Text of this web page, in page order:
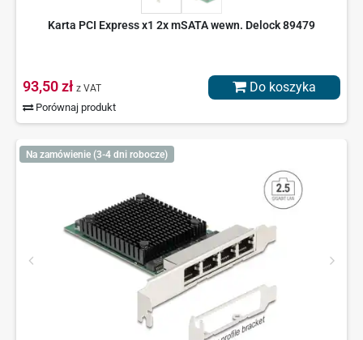
Karta PCI Express x1 2x mSATA wewn. Delock 89479
93,50 zł z VAT
Porównaj produkt
Do koszyka
Na zamówienie (3-4 dni robocze)